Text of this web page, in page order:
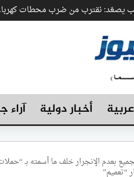
يصعّد: نقترب من ضرب محطات
أخبار دولية آراء
بعدم الإنجرار خلف ما أسمته بـ
“تعميم”